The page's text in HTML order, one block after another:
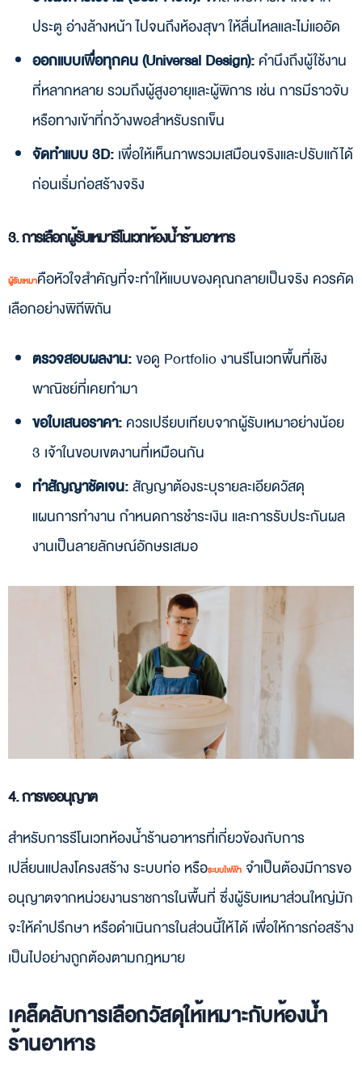
ประตู อ่างล้างหน้า ไปจนถึงห้องสุขา ให้ลื่นไหลและไม่แออัด
ออกแบบเพื่อทุกคน (Universal Design):คำนึงถึงผู้ใช้งาน
ที่หลากหลาย รวมถึงผู้สูงอายุและผู้พิการ เช่น การมีราวจับ
หรือทางเข้าที่กว้างพอสำหรับรถเข็น
จัดทำแบบ 3D:เพื่อให้เห็นภาพรวมเสมือนจริงและปรับแก้ได้
ก่อนเริ่มก่อสร้างจริง
3. การเลือกผู้รับเหมารีโนเวทห้องน้ำร้านอาหาร
ผู้รับเหมาคือหัวใจสำคัญที่จะทำให้แบบของคุณกลายเป็นจริง ควรคัด
เลือกอย่างพิถีพิถัน
ตรวจสอบผลงาน:ขอดู Portfolio งานรีโนเวทพื้นที่เชิง
พาณิชย์ที่เคยทำมา
ขอใบเสนอราคา:ควรเปรียบเทียบจากผู้รับเหมาอย่างน้อย
3 เจ้าในขอบเขตงานที่เหมือนกัน
ทำสัญญาชัดเจน:สัญญาต้องระบุรายละเอียดวัสดุ
แผนการทำงาน กำหนดการชำระเงิน และการรับประกันผล
งานเป็นลายลักษณ์อักษรเสมอ
4. การขออนุญาต
สำหรับการรีโนเวทห้องน้ำร้านอาหารที่เกี่ยวข้องกับการ
เปลี่ยนแปลงโครงสร้าง ระบบท่อ หรือระบบไฟฟ้า จำเป็นต้องมีการขอ
อนุญาตจากหน่วยงานราชการในพื้นที่ ซึ่งผู้รับเหมาส่วนใหญ่มัก
จะให้คำปรึกษา หรือดำเนินการในส่วนนี้ให้ได้ เพื่อให้การก่อสร้าง
เป็นไปอย่างถูกต้องตามกฎหมาย
เคล็ดลับการเลือกวัสดุให้เหมาะกับห้องน้ำ
ร้านอาหาร